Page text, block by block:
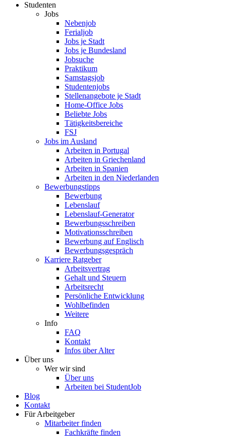
Studenten
Jobs
Nebenjob
Ferialjob
Jobs je Stadt
Jobs je Bundesland
Jobsuche
Praktikum
Samstagsjob
Studentenjobs
Stellenangebote je Stadt
Home-Office Jobs
Beliebte Jobs
Tätigkeitsbereiche
FSJ
Jobs im Ausland
Arbeiten in Portugal
Arbeiten in Griechenland
Arbeiten in Spanien
Arbeiten in den Niederlanden
Bewerbungstipps
Bewerbung
Lebenslauf
Lebenslauf-Generator
Bewerbungsschreiben
Motivationsschreiben
Bewerbung auf Englisch
Bewerbungsgespräch
Karriere Ratgeber
Arbeitsvertrag
Gehalt und Steuern
Arbeitsrecht
Persönliche Entwicklung
Wohlbefinden
Weitere
Info
FAQ
Kontakt
Infos über Alter
Über uns
Wer wir sind
Über uns
Arbeiten bei StudentJob
Blog
Kontakt
Für Arbeitgeber
Mitarbeiter finden
Fachkräfte finden